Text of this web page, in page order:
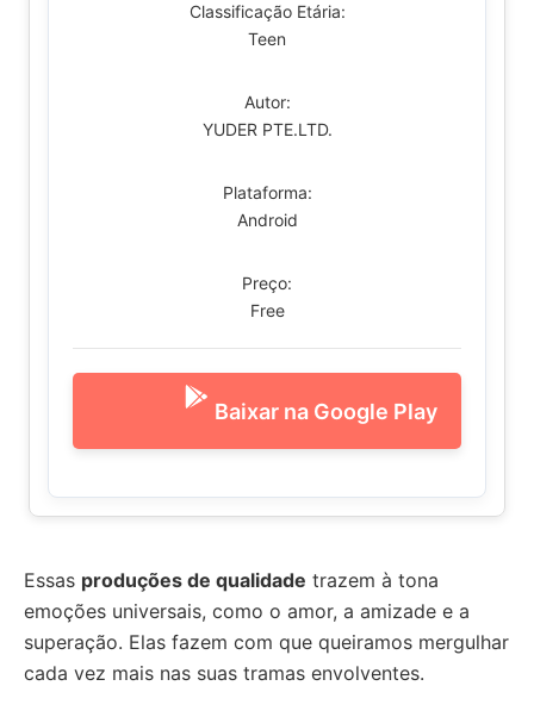
Classificação Etária:
Teen
Autor:
YUDER PTE.LTD.
Plataforma:
Android
Preço:
Free
Baixar na Google Play
Essas produções de qualidade trazem à tona
emoções universais, como o amor, a amizade e a
superação. Elas fazem com que queiramos mergulhar
cada vez mais nas suas tramas envolventes.